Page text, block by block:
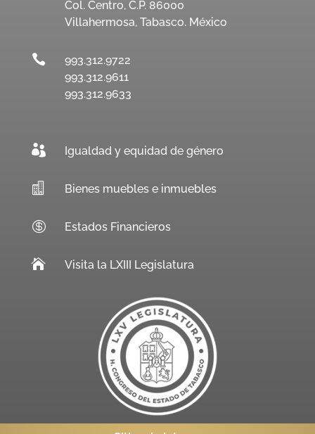
Col. Centro, C.P. 86000
Villahermosa, Tabasco. México

993.312.9722
993.312.9611
993.312.9633
 Igualdad y equidad de género
 Bienes muebles e inmuebles
 Estados Financieros
 Visita la LXIII Legislatura